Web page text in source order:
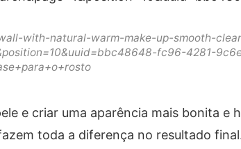
with-natural-warm-make-up-smooth-
fc96-4281-
e criar uma aparência mais bonita e
toda a diferença no resultado